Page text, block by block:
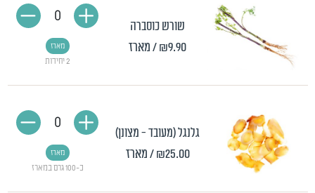
שורש כוסברה
₪9.90/ מארז
2 יחידות
מארז
0
גלנגל (מעובד - מצונן)
₪25.00 / מארז
כ-100 גרם במארז
מארז
0